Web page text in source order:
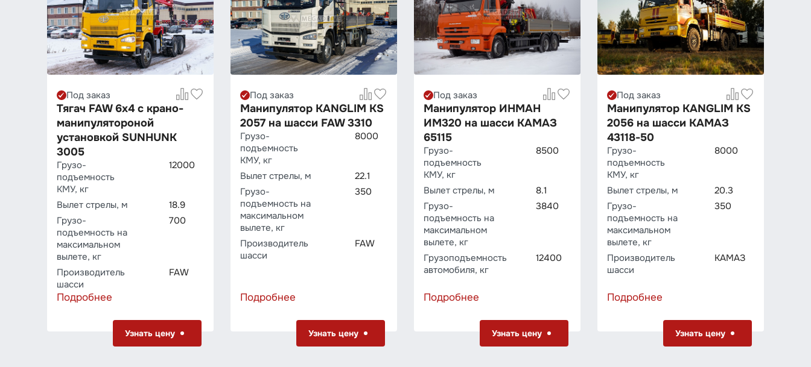
Под заказ
Тягач FAW 6х4 с крано-
манипулятороной
установкой SUNHUNK
3005
Грузо­
подъемность
КМУ, кг
12000
Вылет стрелы, м
18.9
Грузо­
подъемность на
максимальном
вылете, кг
700
Производитель
шасси
FAW
Подробнее
Узнать цену
Под заказ
Манипулятор KANGLIM KS
2057 на шасси FAW 3310
Грузо­
подъемность
КМУ, кг
8000
Вылет стрелы, м
22.1
Грузо­
подъемность на
максимальном
вылете, кг
350
Производитель
шасси
FAW
Подробнее
Узнать цену
Под заказ
Манипулятор ИНМАН
ИМ320 на шасси КАМАЗ
65115
Грузо­
подъемность
КМУ, кг
8500
Вылет стрелы, м
8.1
Грузо­
подъемность на
максимальном
вылете, кг
3840
Грузоподъемность
автомобиля, кг
12400
Подробнее
Узнать цену
Под заказ
Манипулятор KANGLIM KS
2056 на шасси КАМАЗ
43118-50
Грузо­
подъемность
КМУ, кг
8000
Вылет стрелы, м
20.3
Грузо­
подъемность на
максимальном
вылете, кг
350
Производитель
шасси
КАМАЗ
Подробнее
Узнать цену